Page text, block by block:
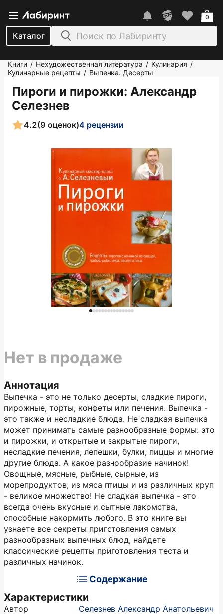
Каталог
0
Книги / Нехудожественная литература / Кулинария /
Кулинарные рецепты / Выпечка. Десерты
Пироги и пирожки: Александр
Селезнев
4.2(9 оценок)4 рецензии
Аннотация
Выпечка - это не только десерты, сладкие пироги,
пирожные, торты, конфеты или печения. Выпечка -
это также и несладкие блюда. Не сладкая выпечка
может принимать самые разнообразные формы: это
и пирожки, и открытые и закрытые пироги,
несладкие печения, лепешки, булки, пиццы и многие
другие блюда. А какое разнообразие начинок!
Овощные, мясные, рыбные, сырные, из
морепродуктов, из мяса птицы и из различных круп
- великое множество! Не сладкая выпечка - это
всегда очень вкусные и сытные лакомства,
способные накормить любого. В это книге вы
узнаете все секреты приготовления самых
разнообразных выпечных блюд, найдете
классические рецепты приготовления теста и
различных начинок.
Содержание
Характеристики
Автор
Селезнев Александр Анатольевич
Нет в продаже